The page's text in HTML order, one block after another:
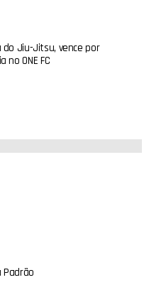
do Jiu-Jitsu, vence por
ONE FC
Padrão